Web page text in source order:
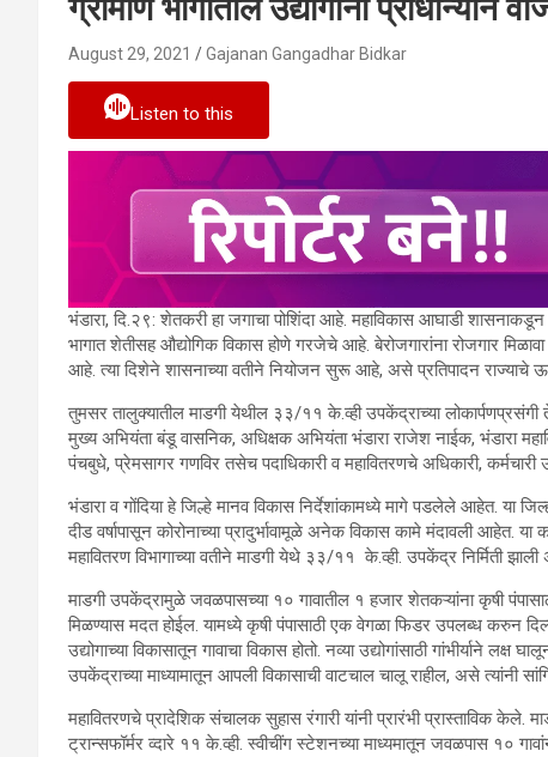
ग्रामीण भागातील उद्योगांना प्राधान्याने
August 29, 2021 Gajanan Gangadhar Bidkar
Listen to this
भंडारा, दि.२९: शेतकरी हा जगाचा पोशिंदा आहे. महाविकास आघाडी शासनाकडून
भागात शेतीसह औद्योगिक विकास होणे गरजेचे आहे. बेरोजगारांना रोजगार
आहे. त्या दिशेने शासनाच्या वतीने नियोजन सुरू आहे, असे प्रतिपादन राज्याचे
तुमसर तालुक्यातील माडगी येथील ३३/११ के.व्ही उपकेंद्राच्या लोकार्पणप्रसंगी
मुख्य अभियंता बंडू वासनिक, अधिक्षक अभियंता भंडारा राजेश नाईक, भंडारा
पंचबुधे, प्रेमसागर गणविर तसेच पदाधिकारी व महावितरणचे अधिकारी, कर्मचारी
भंडारा व गोंदिया हे जिल्हे मानव विकास निर्देशांकामध्ये मागे पडलेले आहेत. या
दीड वर्षापासून कोरोनाच्या प्रादुर्भावामूळे अनेक विकास कामे मंदावली आहेत. या
महावितरण विभागाच्या वतीने माडगी येथे ३३/११ के.व्ही. उपकेंद्र निर्मिती
माडगी उपकेंद्रामुळे जवळपासच्या १० गावातील १ हजार शेतकऱ्यांना कृषी
मिळण्यास मदत होईल. यामध्ये कृषी पंपासाठी एक वेगळा फिडर उपलब्ध करुन
उद्योगाच्या विकासातून गावाचा विकास होतो. नव्या उद्योगांसाठी गांभीर्याने
उपकेंद्राच्या माध्यामातून आपली विकासाची वाटचाल चालू राहील, असे त्यांनी
महावितरणचे प्रादेशिक संचालक सुहास रंगारी यांनी प्रारंभी प्रास्ताविक
ट्रान्सफॉर्मर व्दारे ११ के.व्ही. स्वीचींग स्टेशनच्या माध्यमातून जवळपास १०